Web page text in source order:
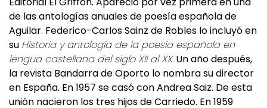
de las antologías anuales de poesía española de
Aguilar. Federico-Carlos Sainz de Robles lo incluyó en
su Historia y antología de la poesía española en
lengua castellana del siglo XII al XX. Un año después,
la revista Bandarra de Oporto lo nombra su director
en España. En 1957 se casó con Andrea Saiz. De esta
unión nacieron los tres hijos de Carriedo. En 1959